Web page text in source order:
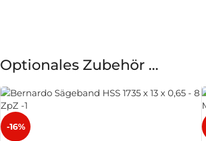
Optionales Zubehör …
-16%